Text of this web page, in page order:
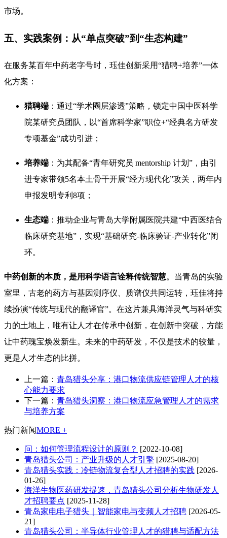
市场。
五、实践案例：从“单点突破”到“生态构建”
在服务某百年中药老字号时，珏佳创新采用“猎聘+培养”一体
化方案：
猎聘端 ：通过“学术圈层渗透”策略，锁定中国中医科学
院某研究员团队，以“首席科学家”职位+“经典名方研发
专项基金”成功引进；
培养端 ：为其配备“青年研究员 mentorship 计划”，由引
进专家带领5名本土骨干开展“经方现代化”攻关，两年内
申报发明专利8项；
生态端 ：推动企业与青岛大学附属医院共建“中西医结合
临床研究基地”，实现“基础研究-临床验证-产业转化”闭
环。
中药创新的本质，是用科学语言诠释传统智慧。当青岛的实验
室里，古老的药方与基因测序仪、质谱仪共同运转，珏佳将持
续扮演“传统与现代的翻译官”。在这片兼具海洋灵气与科研实
力的土地上，唯有让人才在传承中创新，在创新中突破，方能
让中药瑰宝焕发新生。未来的中药研发，不仅是技术的较量，
更是人才生态的比拼。
上一篇： 青岛猎头分享：港口物流供应链管理人才的核
心能力要求
下一篇： 青岛猎头洞察：港口物流应急管理人才的需求
与培养方案
热门新闻MORE +
问：如何管理流程设计的原则？ [2022-10-08]
青岛猎头公司：产业升级的人才引擎 [2025-08-20]
青岛猎头实践：冷链物流复合型人才招聘的实践 [2026-
01-26]
海洋生物医药研发提速，青岛猎头公司分析生物研发人
才招聘要点 [2025-11-28]
青岛家电电子猎头｜智能家电与变频人才招聘 [2026-05-
21]
青岛猎头公司：半导体行业管理人才的猎聘与适配方法